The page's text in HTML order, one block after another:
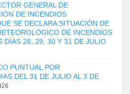
GENERAL DE
DE INCENDIOS
SE DECLARA SITUACIÓN DE
DE INCENDIOS
DÍAS 28, 29, 30 Y 31 DE JULIO
PUNTUAL POR
DEL 31 DE JULIO AL 3 DE